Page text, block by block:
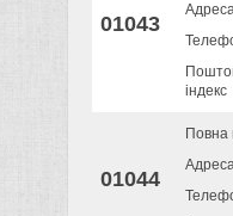
01043
індекс
01044
Повна